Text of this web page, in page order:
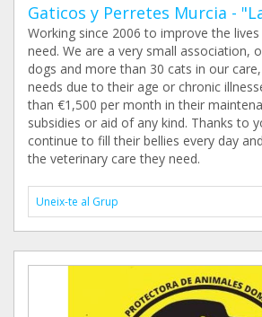
Gaticos y Perretes Murcia -
Working since 2006 to improve the
need. We are a very small association,
dogs and more than 30 cats in our
needs due to their age or chronic
than €1,500 per month in their
subsidies or aid of any kind. Thanks to
continue to fill their bellies every day
the veterinary care they need.
Uneix-te al Grup